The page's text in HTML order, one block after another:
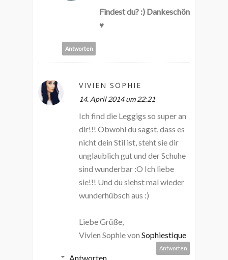
Findest du? :) Dankeschön
♥
Antworten
VIVIEN SOPHIE
14. April 2014 um 22:21
Ich find die Leggigs so super an
dir!!! Obwohl du sagst, dass es
nicht dein Stil ist, steht sie dir
unglaublich gut und der Schuhe
sind wunderbar :O Ich liebe
sie!!! Und du siehst mal wieder
wunderhübsch aus :)
Liebe Grüße,
Vivien Sophie von Sophiestique
Antworten
Antworten